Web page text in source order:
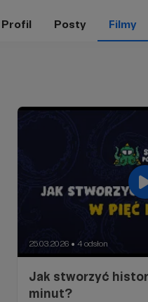
Profil Posty Filmy
25.03.2026 ● 4 odsłon
Jak stworzyć
minut?